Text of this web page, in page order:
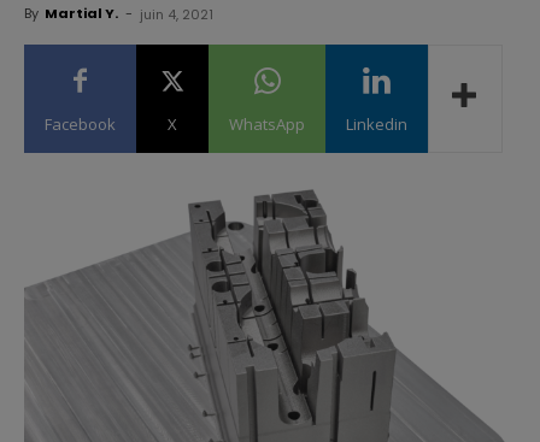
By Martial Y. - juin 4, 2021
Facebook X WhatsApp Linkedin